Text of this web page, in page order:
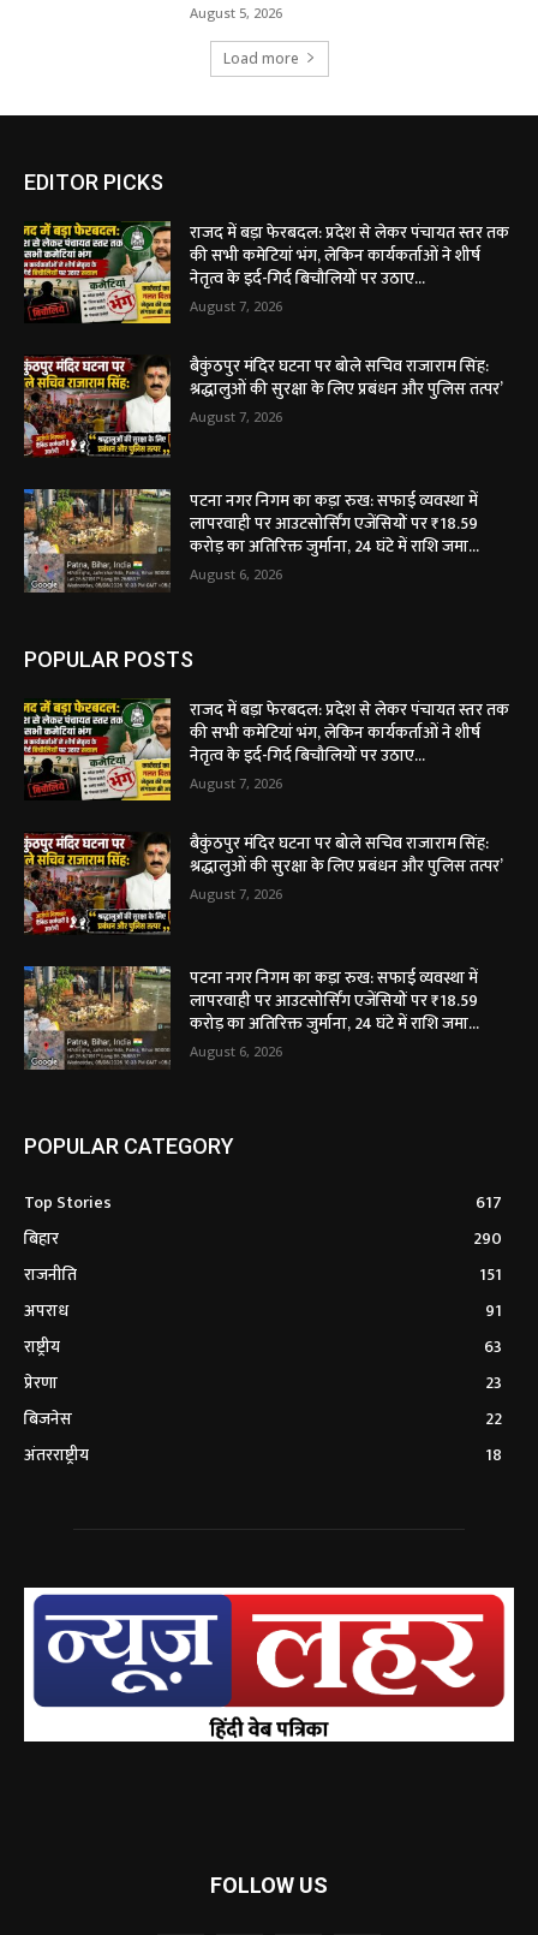
August 5, 2026
Load more
EDITOR PICKS
राजद में बड़ा फेरबदल: प्रदेश से लेकर पंचायत स्तर तक
की सभी कमेटियां भंग, लेकिन कार्यकर्ताओं ने शीर्ष
नेतृत्व के इर्द-गिर्द बिचौलियों पर उठाए...
August 7, 2026
बैकुंठपुर मंदिर घटना पर बोले सचिव राजाराम सिंह:
श्रद्धालुओं की सुरक्षा के लिए प्रबंधन और पुलिस तत्पर’
August 7, 2026
पटना नगर निगम का कड़ा रुख: सफाई व्यवस्था में
लापरवाही पर आउटसोर्सिंग एजेंसियों पर ₹18.59
करोड़ का अतिरिक्त जुर्माना, 24 घंटे में राशि जमा...
August 6, 2026
POPULAR POSTS
राजद में बड़ा फेरबदल: प्रदेश से लेकर पंचायत स्तर तक
की सभी कमेटियां भंग, लेकिन कार्यकर्ताओं ने शीर्ष
नेतृत्व के इर्द-गिर्द बिचौलियों पर उठाए...
August 7, 2026
बैकुंठपुर मंदिर घटना पर बोले सचिव राजाराम सिंह:
श्रद्धालुओं की सुरक्षा के लिए प्रबंधन और पुलिस तत्पर’
August 7, 2026
पटना नगर निगम का कड़ा रुख: सफाई व्यवस्था में
लापरवाही पर आउटसोर्सिंग एजेंसियों पर ₹18.59
करोड़ का अतिरिक्त जुर्माना, 24 घंटे में राशि जमा...
August 6, 2026
POPULAR CATEGORY
Top Stories
617
बिहार
290
राजनीति
151
अपराध
91
राष्ट्रीय
63
प्रेरणा
23
बिजनेस
22
अंतरराष्ट्रीय
18
FOLLOW US